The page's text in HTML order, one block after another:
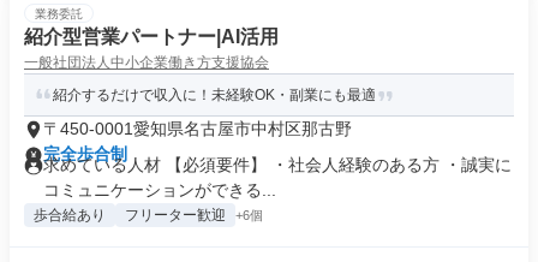
業務委託
紹介型営業パートナー|AI活用
一般社団法人中小企業働き方支援協会
紹介するだけで収入に！未経験OK・副業にも最適
〒450-0001愛知県名古屋市中村区那古野
完全歩合制
求めている人材 【必須要件】 ・社会人経験のある方 ・誠実に
コミュニケーションができる...
歩合給あり フリーター歓迎 +6個